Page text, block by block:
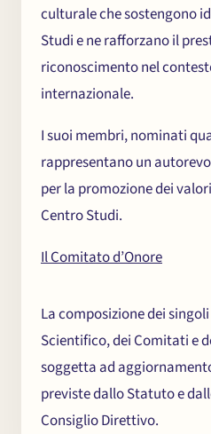
culturale che sostengono
Studi e ne rafforzano il
riconoscimento nel
internazionale.
I suoi membri, nominati
rappresentano un
per la promozione dei
Centro Studi.
Il Comitato d’Onore
La composizione dei
Scientifico, dei Comitati e
soggetta ad
previste dallo Statuto e
Consiglio Direttivo.